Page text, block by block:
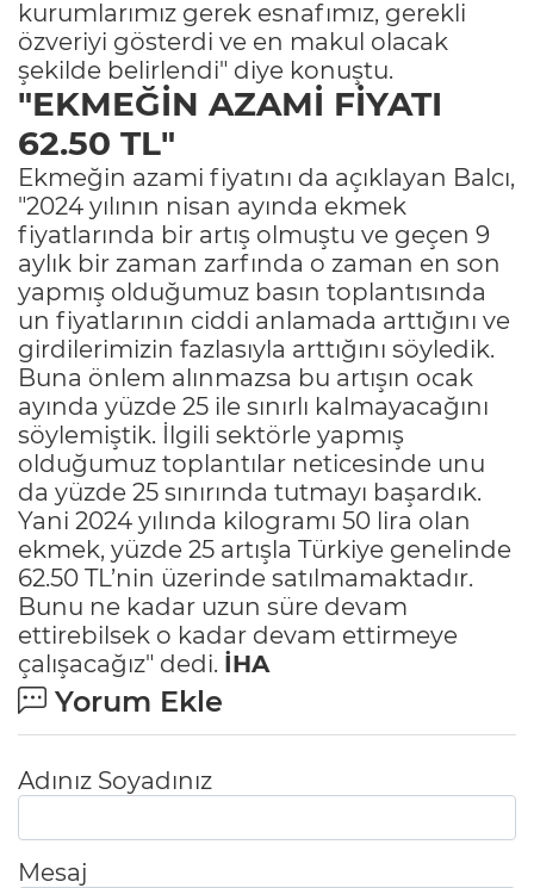
kurumlarımız gerek esnafımız, gerekli
özveriyi gösterdi ve en makul olacak
şekilde belirlendi" diye konuştu.
"EKMEĞİN AZAMİ FİYATI
62.50 TL"
Ekmeğin azami fiyatını da açıklayan Balcı,
"2024 yılının nisan ayında ekmek
fiyatlarında bir artış olmuştu ve geçen 9
aylık bir zaman zarfında o zaman en son
yapmış olduğumuz basın toplantısında
un fiyatlarının ciddi anlamada arttığını ve
girdilerimizin fazlasıyla arttığını söyledik.
Buna önlem alınmazsa bu artışın ocak
ayında yüzde 25 ile sınırlı kalmayacağını
söylemiştik. İlgili sektörle yapmış
olduğumuz toplantılar neticesinde unu
da yüzde 25 sınırında tutmayı başardık.
Yani 2024 yılında kilogramı 50 lira olan
ekmek, yüzde 25 artışla Türkiye genelinde
62.50 TL’nin üzerinde satılmamaktadır.
Bunu ne kadar uzun süre devam
ettirebilsek o kadar devam ettirmeye
çalışacağız" dedi. İHA
Yorum Ekle
Adınız Soyadınız
Mesaj